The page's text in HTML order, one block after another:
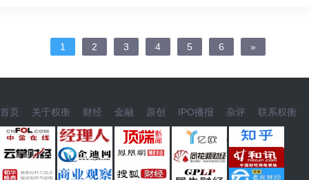
1 2 3 4 5 6 »
首页 关于权衡 财经 金融 原创 IPO播报 杂评 联系权衡